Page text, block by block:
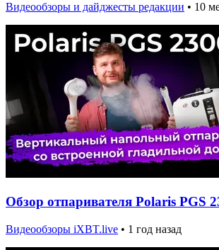
Видеообзоры и дайджесты редакции • 10
Обзор отпаривателя Polaris PGS
Видеообзоры iXBT.live • 1 год назад